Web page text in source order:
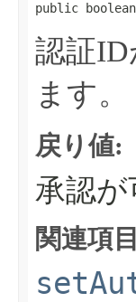
public
認証
ます。
戻り値:
承認が
関連項